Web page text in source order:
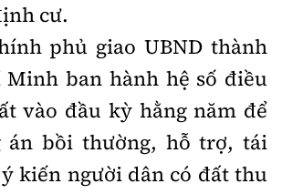
cáo và Phát hành:
057 282
mọi hình thức nếu không có sự
văn bản.
cư.
phủ giao UBND thành
ban hành hệ số điều
vào đầu kỳ hằng năm để
án bồi thường, hỗ trợ, tái
kiến người dân có đất thu